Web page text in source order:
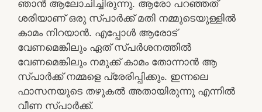
ഞാൻ ആലോചിച്ചിരുന്നു. ആരോ പറഞ്ഞത്
ശരിയാണ് ഒരു സ്പാർക്ക് മതി നമ്മുടെയുള്ളിൽ
കാമം നിറയാൻ. എപ്പോൾ ആരോട്
വേണമെങ്കിലും ഏത് സ്പർശനത്തിൽ
വേണമെങ്കിലും നമുക്ക് കാമം തോന്നാൻ ആ
സ്പാർക്ക് നമ്മളെ പ്രേരിപ്പിക്കും. ഇന്നലെ
ഫാസനയുടെ തഴുകൽ അതായിരുന്നു എന്നിൽ
വീണ സ്പാർക്ക്.